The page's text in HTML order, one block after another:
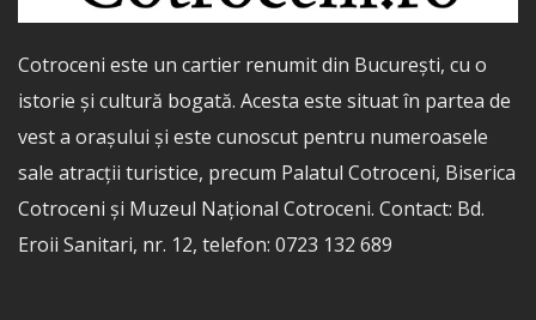
Cotroceni este un cartier renumit din București, cu o
istorie și cultură bogată. Acesta este situat în partea de
vest a orașului și este cunoscut pentru numeroasele
sale atracții turistice, precum Palatul Cotroceni, Biserica
Cotroceni și Muzeul Național Cotroceni. Contact: Bd.
Eroii Sanitari, nr. 12, telefon: 0723 132 689